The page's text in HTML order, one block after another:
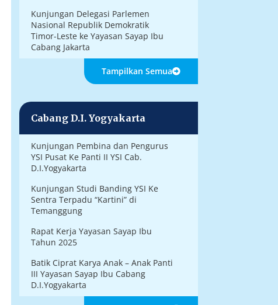
Kunjungan Delegasi Parlemen
Nasional Republik Demokratik
Timor-Leste ke Yayasan Sayap Ibu
Cabang Jakarta
Tampilkan Semua
Cabang D.I. Yogyakarta
Kunjungan Pembina dan Pengurus
YSI Pusat Ke Panti II YSI Cab.
D.I.Yogyakarta
Kunjungan Studi Banding YSI Ke
Sentra Terpadu “Kartini” di
Temanggung
Rapat Kerja Yayasan Sayap Ibu
Tahun 2025
Batik Ciprat Karya Anak – Anak Panti
III Yayasan Sayap Ibu Cabang
D.I.Yogyakarta